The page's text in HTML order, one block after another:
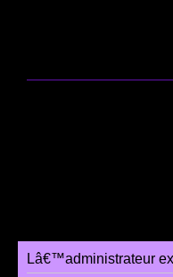
Lâ€™administrateur